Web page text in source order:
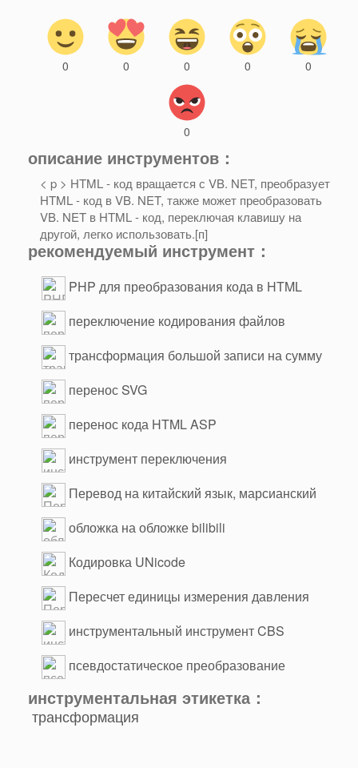
0 0 0 0 0
0
описание инструментов：
< p > HTML - код вращается с VB. NET, преобразует
HTML - код в VB. NET, также может преобразовать
VB. NET в HTML - код, переключая клавишу на
другой, легко использовать.[п]
рекомендуемый инструмент：
PHP для преобразования кода в HTML
переключение кодирования файлов
трансформация большой записи на сумму
перенос SVG
перенос кода HTML ASP
инструмент переключения
Перевод на китайский язык, марсианский
язык
обложка на обложке bilibili
Кодировка UNicode
Пересчет единицы измерения давления
инструментальный инструмент CBS
псевдостатическое преобразование
инструментальная этикетка：
трансформация